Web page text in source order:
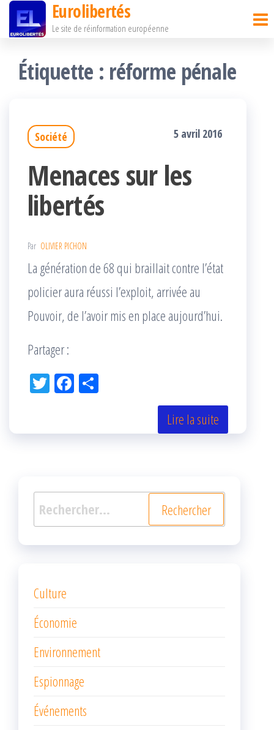
Passer
contenu
Eurolibertés
Le site de réinformation européenne
Étiquette : réforme pénale
Société 5 avril 2016
Menaces sur les
libertés
Par OLIVIER PICHON
La génération de 68 qui braillait contre l’état
policier aura réussi l’exploit, arrivée au
Pouvoir, de l’avoir mis en place aujourd’hui.
Partager :
Tw Fac
k r
Lire la suite
Rechercher :
Culture
Économie
Environnement
Espionnage
Événements